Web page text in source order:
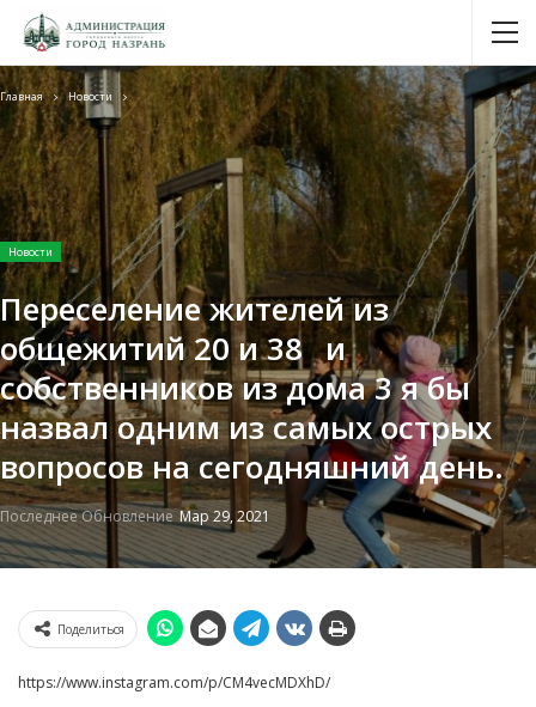
Главная Новости
Новости
Переселение жителей из
общежитий 20 и 38⠀и
собственников из дома 3 я бы
назвал одним из самых острых
вопросов на сегодняшний день.⁣⁣⠀
Последнее Обновление Мар 29, 2021
Поделиться
https://www.instagram.com/p/CM4vecMDXhD/